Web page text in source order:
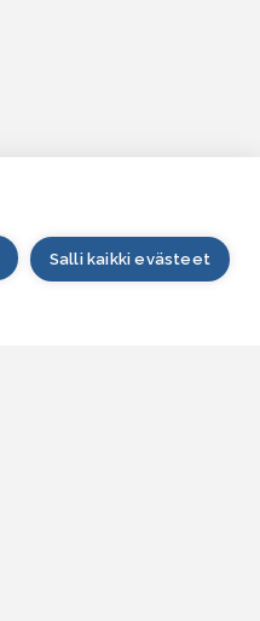
Salli kaikki evästeet